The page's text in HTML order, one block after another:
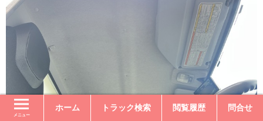
メニュー
ホーム トラック検索 閲覧履歴 問合せ